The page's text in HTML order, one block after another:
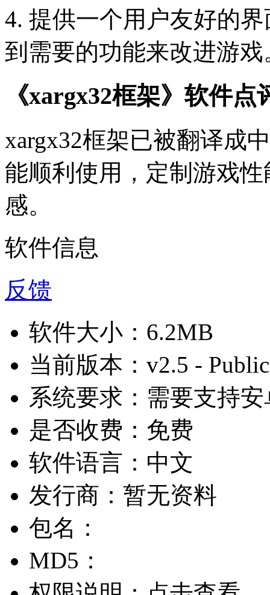
4. 提供一个用户友好的
到需要的功能来改进游戏
《xargx32框架》软件点
xargx32框架已被翻译成
能顺利使用，定制游戏
感。
软件信息
反馈
软件大小： 6.2MB
当前版本： v2.5 - Public
系统要求： 需要支持
是否收费： 免费
软件语言： 中文
发行商： 暂无资料
包名：
MD5：